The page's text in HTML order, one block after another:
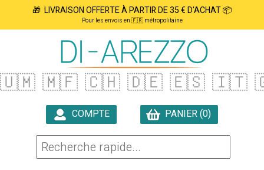
🎁 LIVRAISON OFFERTE À PARTIR DE 35 € D'ACHAT 📦
Pour les envois en 🇫🇷 métropolitaine
🇺🇲 🇲🇫 🇨🇭 🇩🇪 🇪🇸 🇮🇹
COMPTE
PANIER (0)